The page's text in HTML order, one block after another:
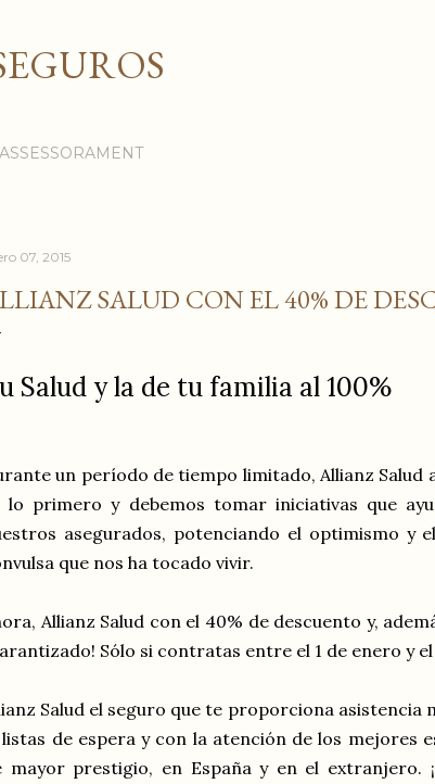
07, 2015
SALUD CON EL 40% DE
Salud y la de tu familia al 100%
un período de tiempo limitado, Allianz Salud
lo primero y debemos tomar iniciativas que
asegurados, potenciando el optimismo y
que nos ha tocado vivir.
Allianz Salud con el 40% de descuento y,
Sólo si contratas entre el 1 de enero y el
Salud el seguro que te proporciona asistencia
de espera y con la atención de los mejores
mayor prestigio, en España y en el extranjero.